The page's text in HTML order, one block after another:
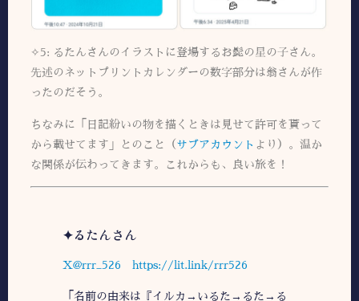
✧5: るたんさんのイラストに登場するお髭の星の子さん。
先述のネットプリントカレンダーの数字部分は翁さんが作
ったのだそう。
ちなみに「日記紛いの物を描くときは見せて許可を貰って
から載せてます」とのこと（ サブアカウント より）。温か
な関係が伝わってきます。これからも、良い旅を！
✦るたんさん
X@rrr_526 https://lit.link/rrr526
「名前の由来は『イルカ→いるた→るた→る